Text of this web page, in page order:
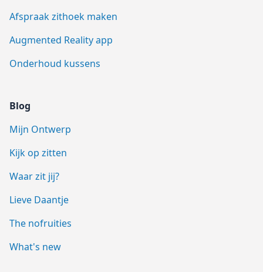
Afspraak zithoek maken
Augmented Reality app
Onderhoud kussens
Blog
Mijn Ontwerp
Kijk op zitten
Waar zit jij?
Lieve Daantje
The nofruities
What's new